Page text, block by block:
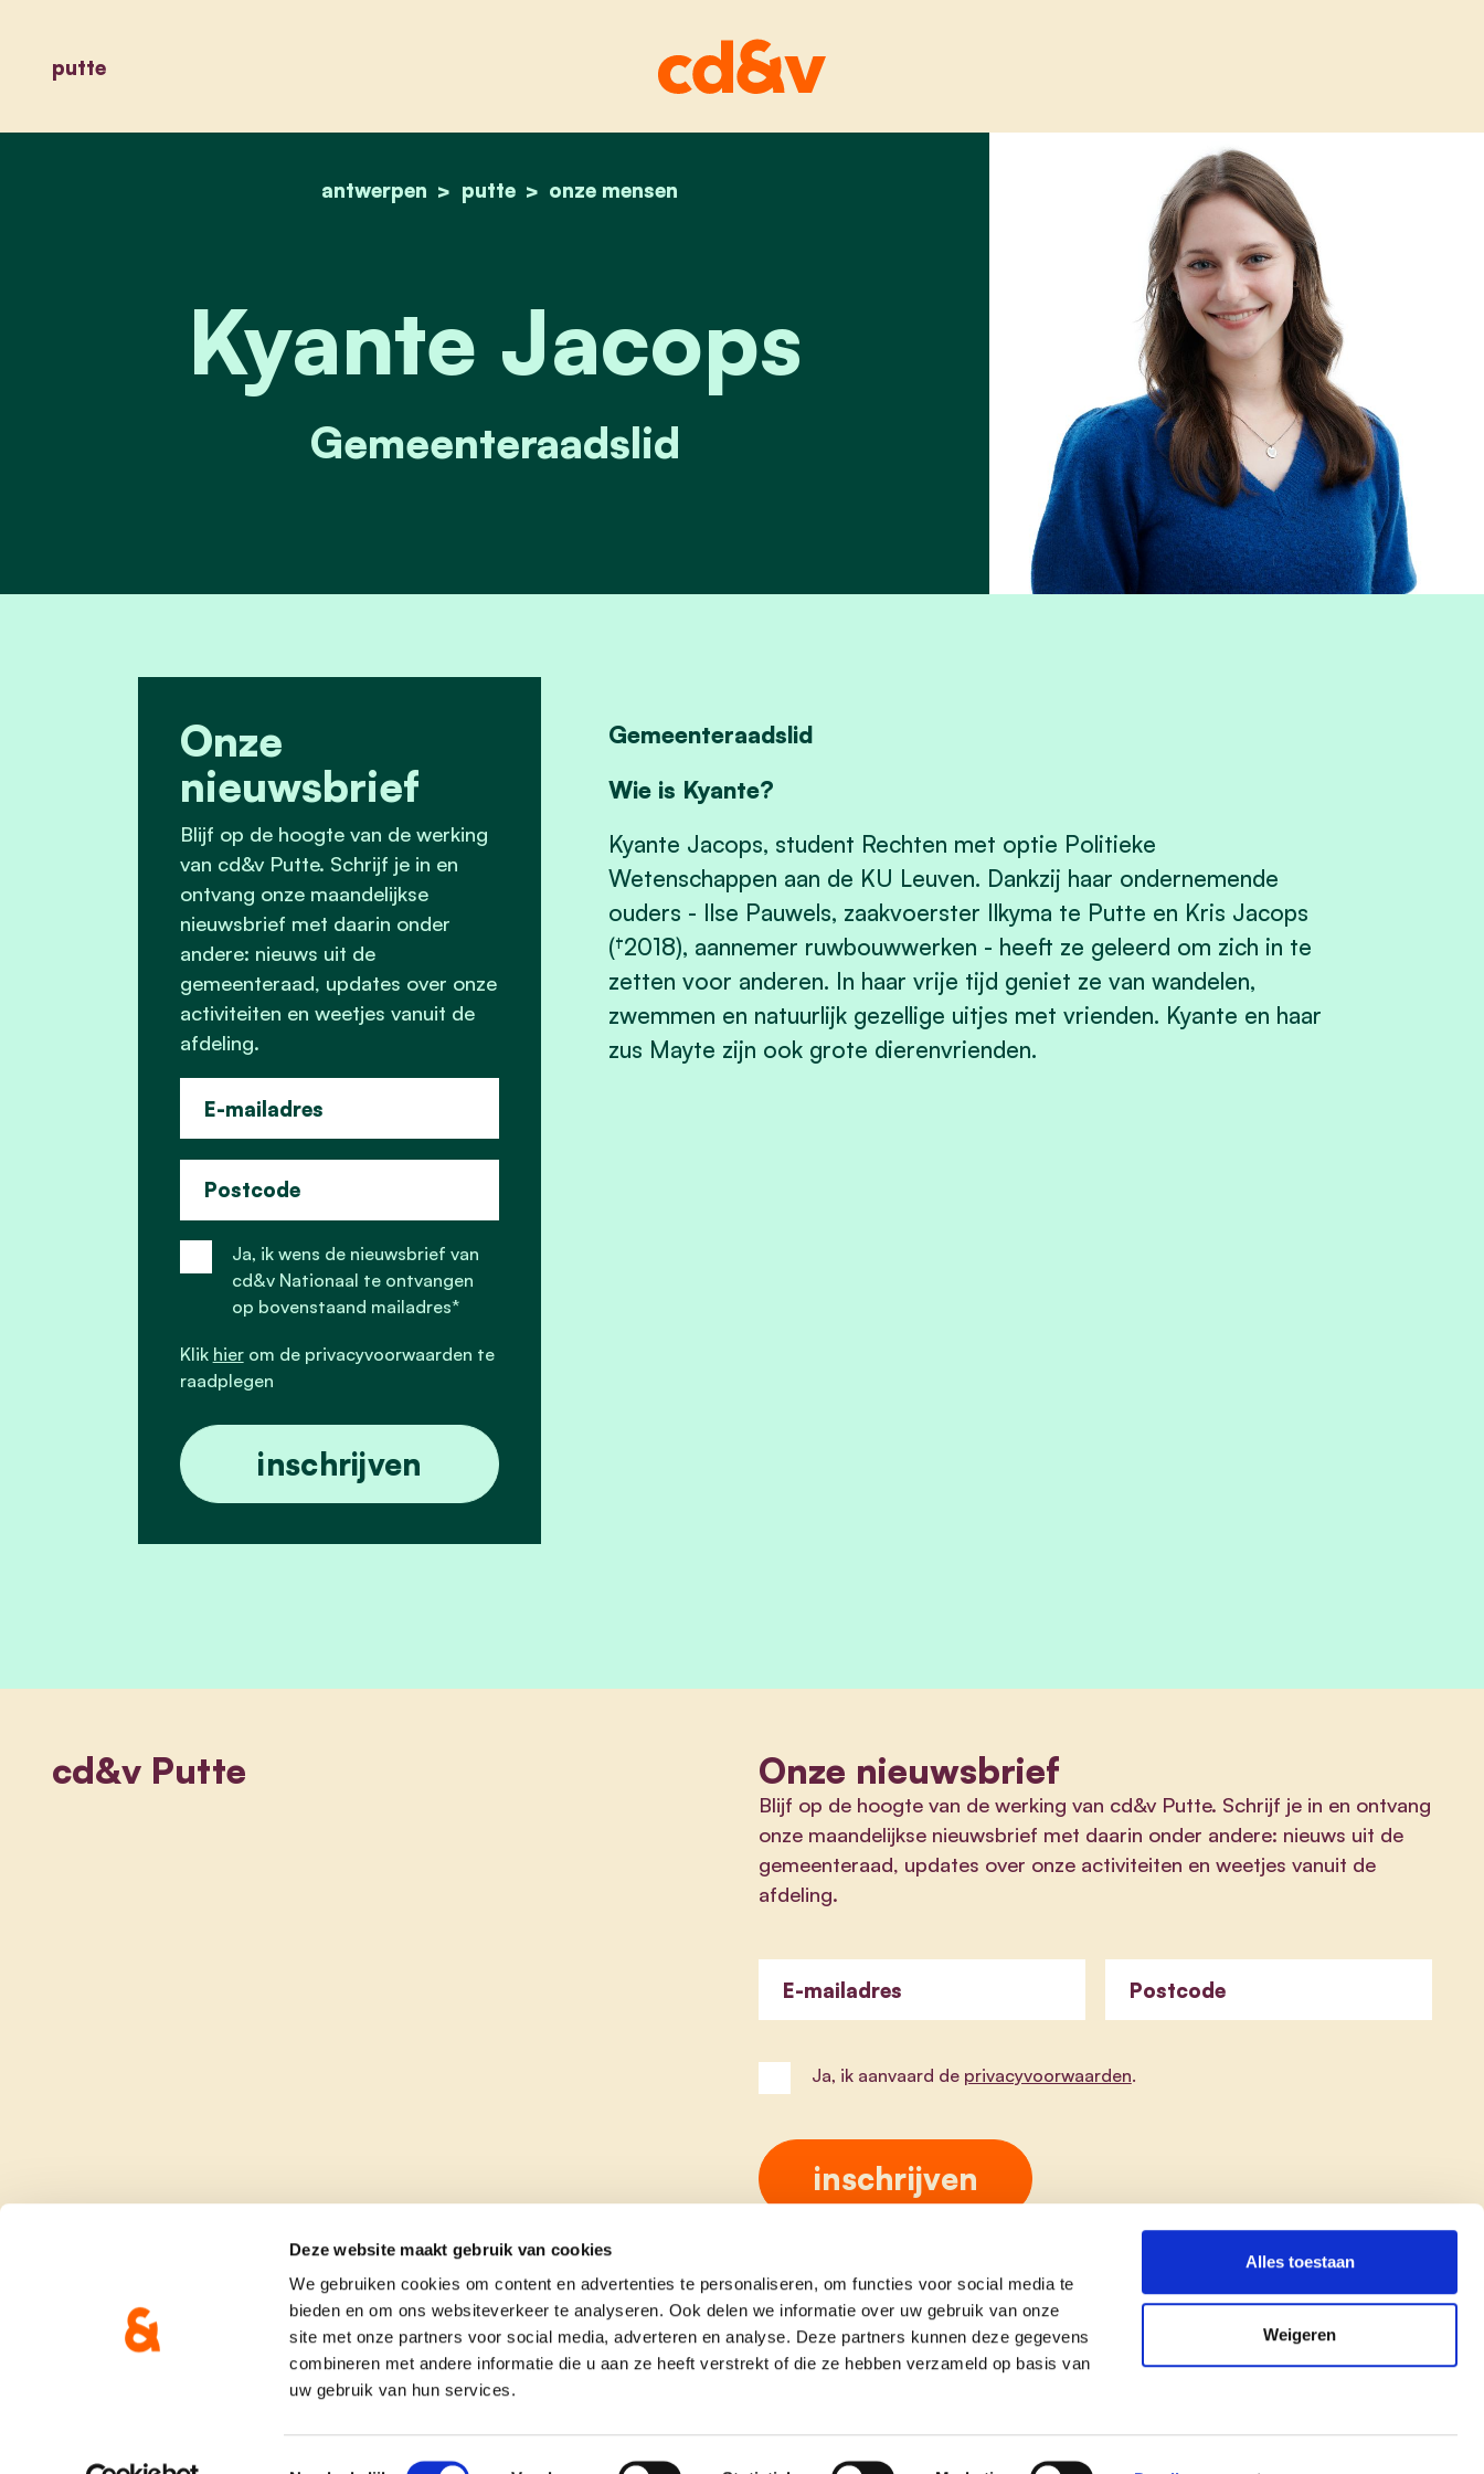
Deze website maakt gebruik van cookies
We gebruiken cookies om content en advertenties te personaliseren, om functies voor social media te
bieden en om ons websiteverkeer te analyseren. Ook delen we informatie over uw gebruik van onze
site met onze partners voor social media, adverteren en analyse. Deze partners kunnen deze gegevens
combineren met andere informatie die u aan ze heeft verstrekt of die ze hebben verzameld op basis van
uw gebruik van hun services.
Toestemmingsselectie
Alles toestaan
Weigeren
putte
home
antwerpen putte onze mensen
kyante jacops
Kyante Jacops
Gemeenteraadslid
Gemeenteraadslid
Wie is Kyante?
Kyante Jacops, student Rechten met optie Politieke
Wetenschappen aan de KU Leuven. Dankzij haar ondernemende
ouders - Ilse Pauwels, zaakvoerster Ilkyma te Putte en Kris Jacops
(†2018), aannemer ruwbouwwerken - heeft ze geleerd om zich in te
zetten voor anderen. In haar vrije tijd geniet ze van wandelen,
zwemmen en natuurlijk gezellige uitjes met vrienden. Kyante en haar
zus Mayte zijn ook grote dierenvrienden.
Onze
nieuwsbrief
Blijf op de hoogte van de werking
van cd&v Putte. Schrijf je in en
ontvang onze maandelijkse
nieuwsbrief met daarin onder
andere: nieuws uit de
gemeenteraad, updates over onze
activiteiten en weetjes vanuit de
afdeling.
E-mailadres
Postcode
Ja, ik wens de nieuwsbrief van
cd&v Nationaal te ontvangen
op bovenstaand mailadres*
Klik hierom de privacyvoorwaarden te
raadplegen
cd&v Putte Onze nieuwsbrief
Blijf op de hoogte van de werking van cd&v Putte. Schrijf je in en ontvang
onze maandelijkse nieuwsbrief met daarin onder andere: nieuws uit de
gemeenteraad, updates over onze activiteiten en weetjes vanuit de
afdeling.
E-mailadres Postcode
Ja, ik aanvaard de privacyvoorwaarden.
onze partij doe mee contact